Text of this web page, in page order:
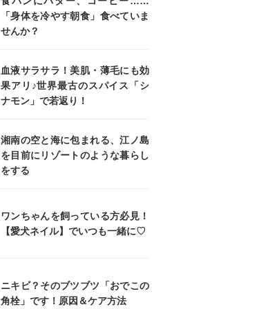
「身体を冷やす朝食」食べていま
せんか？
血液サラサラ！美肌・薄毛にも効
果アリ♪世界最古のスパイス「シ
ナモン」で若返り！
湘南の空と海に包まれる、江ノ島
を目前にリゾートのような暮らし
をする
ワンちゃんを飼っている方必見！
【愛犬ネイル】でいつも一緒に♡
ニキビ？そのブツブツ「おでこの
角栓」です！原因＆ケア方法